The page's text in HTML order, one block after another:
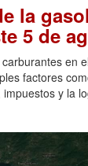
la
5 de
en
factores
y la